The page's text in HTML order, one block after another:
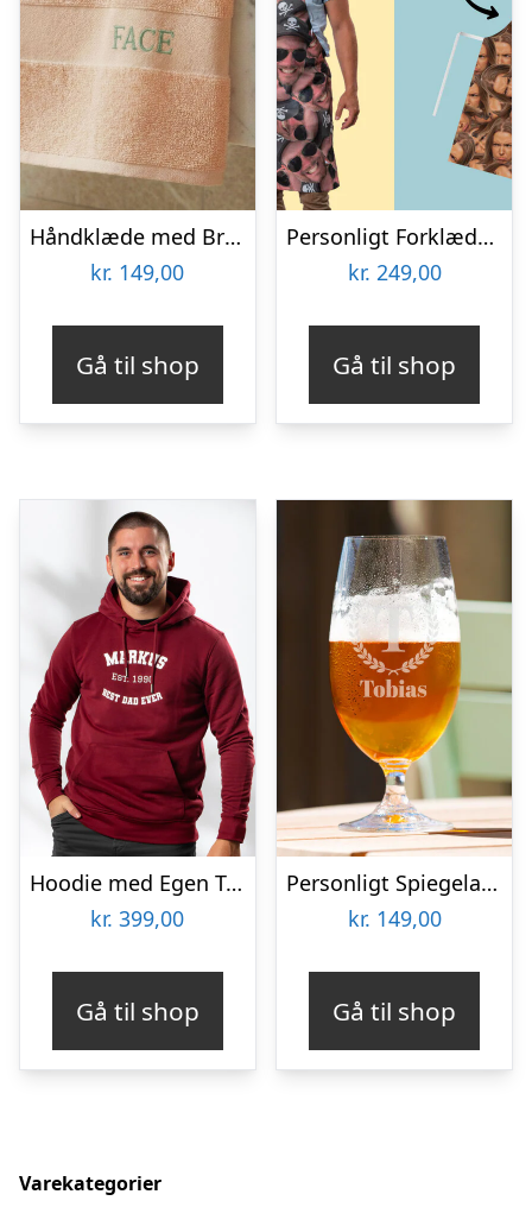
Håndklæde med Broderi – Egen Tekst (60×40 cm)
kr. 149,00
Gå til shop
Personligt Forklæde med Billede – Multiface
kr. 249,00
Gå til shop
Hoodie med Egen Tekst i Collegestil
kr. 399,00
Gå til shop
Personligt Spiegelau Ølglas med Gravering – Bogstav, Navn & Krans
kr. 149,00
Gå til shop
Varekategorier